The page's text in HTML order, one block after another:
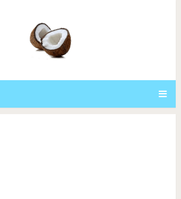
домашних животных, и вы